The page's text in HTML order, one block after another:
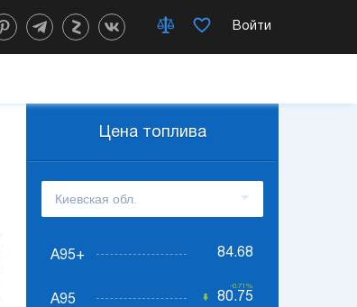
Войти
Цена топлива
А95+ 84.68
А95
-0.71%
80.75